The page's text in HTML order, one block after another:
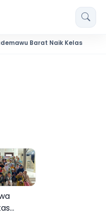
Naik Kelas